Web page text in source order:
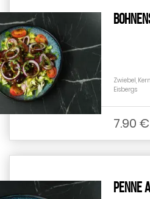
Zwiebel,
Eisbergs
7.90 €
Penne